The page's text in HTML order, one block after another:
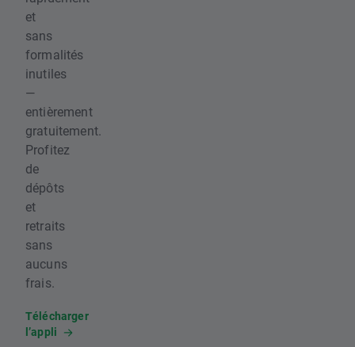
et
sans
formalités
inutiles
—
entièrement
gratuitement.
Profitez
de
dépôts
et
retraits
sans
aucuns
frais.
Télécharger
l’appli